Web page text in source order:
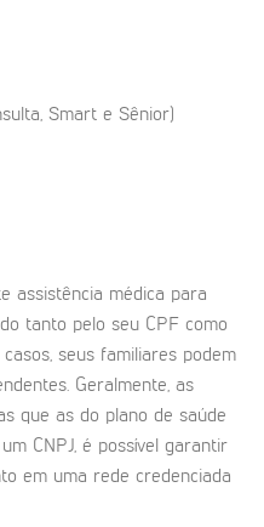
Smart e Sênior)
assistência médica para
tanto pelo seu CPF como
seus familiares podem
Geralmente, as
que as do plano de saúde
CNPJ, é possível garantir
em uma rede credenciada